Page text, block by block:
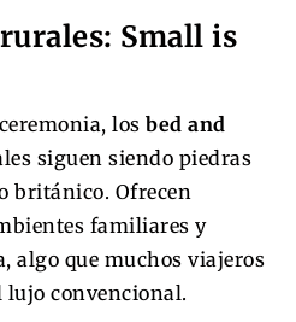
Small is
los bed and
siguen siendo piedras
británico. Ofrecen
familiares y
algo que muchos viajeros
convencional.